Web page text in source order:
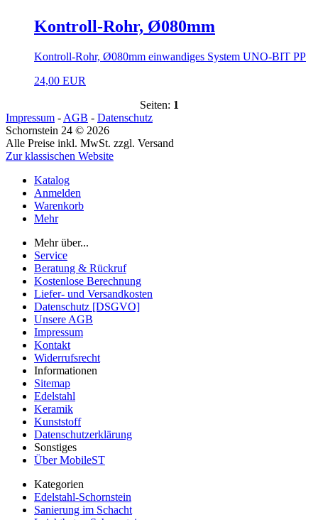
Kontroll-Rohr, Ø080mm
Kontroll-Rohr, Ø080mm einwandiges System UNO-BIT PP
24,00 EUR
Seiten: 1
Impressum - AGB - Datenschutz
Schornstein 24 © 2026
Alle Preise inkl. MwSt. zzgl. Versand
Zur klassischen Website
Katalog
Anmelden
Warenkorb
Mehr
Mehr über...
Service
Beratung & Rückruf
Kostenlose Berechnung
Liefer- und Versandkosten
Datenschutz [DSGVO]
Unsere AGB
Impressum
Kontakt
Widerrufsrecht
Informationen
Sitemap
Edelstahl
Keramik
Kunststoff
Datenschutzerklärung
Sonstiges
Über MobileST
Kategorien
Edelstahl-Schornstein
Sanierung im Schacht